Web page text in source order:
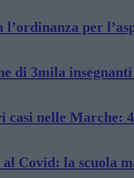
l’ordinanza per
di 3mila
casi nelle Marche:
Covid: la scuola